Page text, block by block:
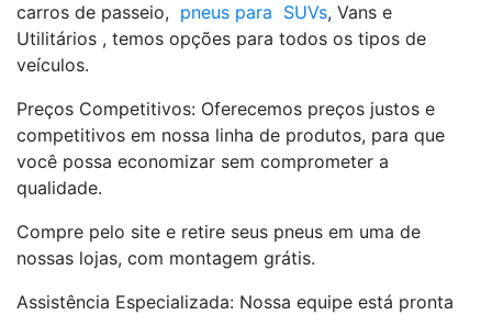
carros de passeio, pneus para SUVs, Vans e
Utilitários , temos opções para todos os tipos de
veículos.
Preços Competitivos: Oferecemos preços justos e
competitivos em nossa linha de produtos, para que
você possa economizar sem comprometer a
qualidade.
Compre pelo site e retire seus pneus em uma de
nossas lojas, com montagem grátis.
Assistência Especializada: Nossa equipe está pronta